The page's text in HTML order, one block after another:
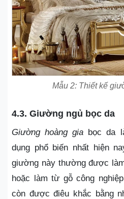
Mẫu 2: Thiết kế
4.3. Giường ngủ bọc da
Giường hoàng gia bọc da
dụng phổ biến nhất hiện
giường này thường được
hoặc làm từ gỗ công
còn được điêu khắc bằng